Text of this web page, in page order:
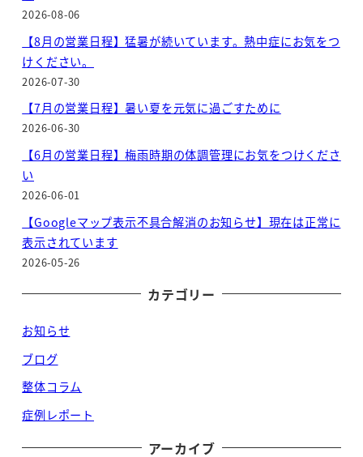
2026-08-06
【8月の営業日程】猛暑が続いています。熱中症にお気をつ
けください。
2026-07-30
【7月の営業日程】暑い夏を元気に過ごすために
2026-06-30
【6月の営業日程】梅雨時期の体調管理にお気をつけくださ
い
2026-06-01
【Googleマップ表示不具合解消のお知らせ】現在は正常に
表示されています
2026-05-26
カテゴリー
お知らせ
ブログ
整体コラム
症例レポート
アーカイブ